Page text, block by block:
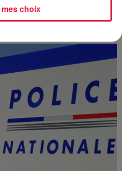
de Hoerdt ont vu de
robinets. Face aux
mes choix